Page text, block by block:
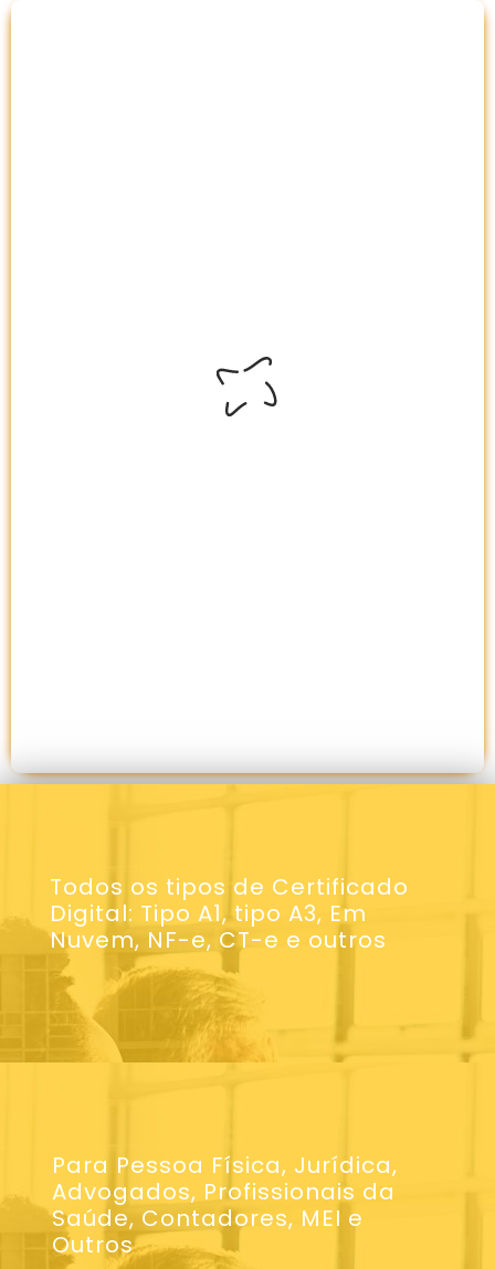
Todos os tipos de Certificado
Digital: Tipo A1, tipo A3, Em
Nuvem, NF-e, CT-e e outros
Para Pessoa Física, Jurídica,
Advogados, Profissionais da
Saúde, Contadores, MEI e
Outros